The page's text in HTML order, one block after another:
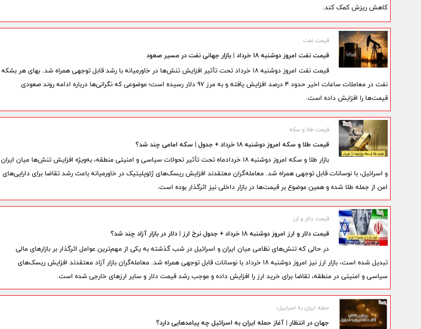
کاهش ریزش کمک کند.
قیمت نفت
قیمت نفت امروز دوشنبه ۱۸ خرداد | بازار جهانی نفت در مسیر صعود
قیمت نفت امروز دوشنبه ۱۸ خرداد تحت تأثیر افزایش تنش‌ها در خاورمیانه با رشد قابل توجهی همراه شد. بهای هر بشکه
نفت در معاملات ساعات اخیر حدود ۴ درصد افزایش یافته و به مرز ۹۷ دلار رسیده است؛ موضوعی که نگرانی‌ها درباره ادامه روند صعودی
قیمت‌ها را افزایش داده است.
قیمت طلا و سکه
قیمت طلا و سکه امروز دوشنبه ۱۸ خرداد + جدول | سکه امامی چند شد؟
بازار طلا و سکه امروز دوشنبه ۱۸ خردادماه تحت تأثیر تحولات سیاسی و امنیتی منطقه، به‌ویژه افزایش تنش‌ها میان ایران
و اسرائیل، با نوسانات قابل توجهی همراه شد. معامله‌گران معتقدند افزایش ریسک‌های ژئوپلیتیک در خاورمیانه باعث رشد تقاضا برای دارایی‌های
امن از جمله طلا شده و همین موضوع بر قیمت‌ها در بازار داخلی نیز اثرگذار بوده است.
قیمت دلار و ارز
قیمت دلار و ارز امروز دوشنبه ۱۸ خرداد + جدول نرخ ارز | دلار در بازار آزاد چند شد؟
در حالی که تنش‌های نظامی میان ایران و اسرائیل در شب گذشته به یکی از مهم‌ترین عوامل اثرگذار بر بازارهای مالی
تبدیل شده است، بازار ارز نیز امروز دوشنبه ۱۸ خرداد با نوسانات قابل توجهی همراه شد. معامله‌گران بازار آزاد معتقدند افزایش ریسک‌های
سیاسی و امنیتی در منطقه، تقاضا برای خرید ارز را افزایش داده و موجب رشد قیمت دلار و سایر ارزهای خارجی شده است.
حمله ایران به اسراییل؛
جهان در انتظار | آغاز حمله ایران به اسرائیل چه پیامدهایی دارد؟